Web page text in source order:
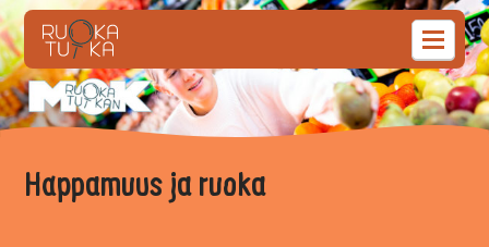
Happamuus ja ruoka